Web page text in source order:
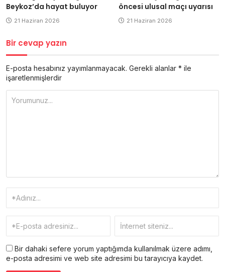
Beykoz’da hayat buluyor
21 Haziran 2026
öncesi ulusal maçı uyarısı
21 Haziran 2026
Bir cevap yazın
E-posta hesabınız yayımlanmayacak. Gerekli alanlar * ile
işaretlenmişlerdir
Bir dahaki sefere yorum yaptığımda kullanılmak üzere adımı,
e-posta adresimi ve web site adresimi bu tarayıcıya kaydet.